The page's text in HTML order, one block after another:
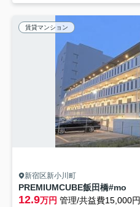
賃貸マンション
新宿区新小川町
PREMIUMCUBE飯田橋#mo
12.9万円 管理/共益費15,000円